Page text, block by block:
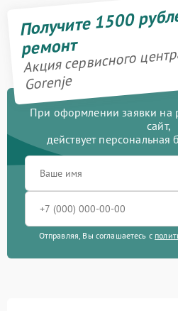
Получите 1500
ремонт
Акция сервисного
Gorenje
При оформлении заявки на
сайт,
действует персональная
Отправляя, Вы соглашаетесь с